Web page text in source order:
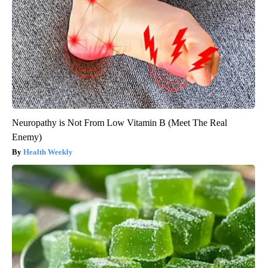
Neuropathy is Not From Low Vitamin B (Meet The Real
Enemy)
Health Weekly